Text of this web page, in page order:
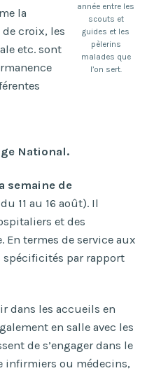
la
croix, les
etc. sont
année entre les
scouts et
guides et les
pèlerins
malades que
l’on sert.
National.
semaine de
11 au 16 août). Il
et des
En termes de service aux
spécificités par rapport
dans les accueils en
en salle avec les
de s’engager dans le
infirmiers ou médecins,